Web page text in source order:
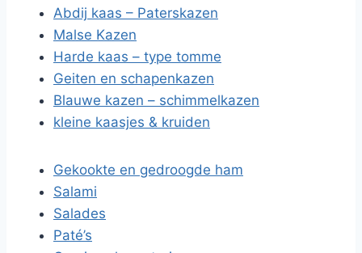
Abdij kaas – Paterskazen
Malse Kazen
Harde kaas – type tomme
Geiten en schapenkazen
Blauwe kazen – schimmelkazen
kleine kaasjes & kruiden
Gekookte en gedroogde ham
Salami
Salades
Paté’s